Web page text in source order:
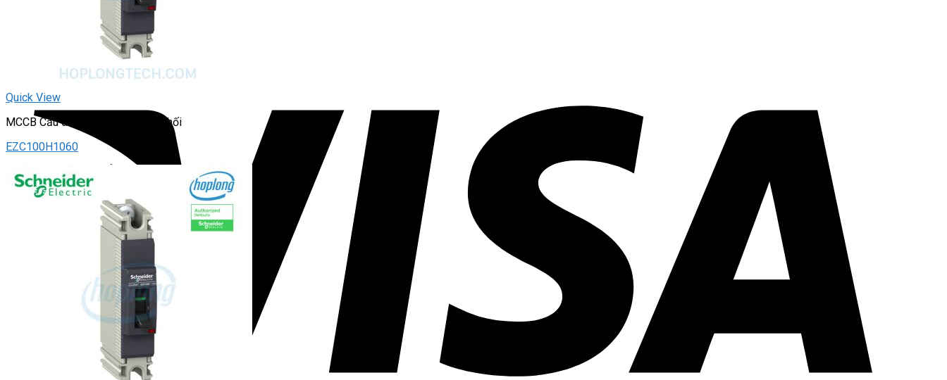
Chưa có sản phẩm trong giỏ hàng.
Quick View
MCCB Cầu dao tự động – dạng khối
EZC100H1060